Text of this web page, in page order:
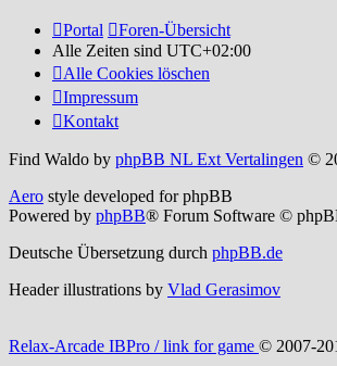
Portal
Foren-Übersicht
Alle Zeiten sind UTC+02:00
Alle Cookies löschen
Impressum
Kontakt
Find Waldo by phpBB NL Ext Vertalingen ©
Aero style developed for phpBB
Powered by phpBB® Forum Software ©
Deutsche Übersetzung durch phpBB.de
Header illustrations by Vlad Gerasimov
Relax-Arcade IBPro / link for game © 2007-